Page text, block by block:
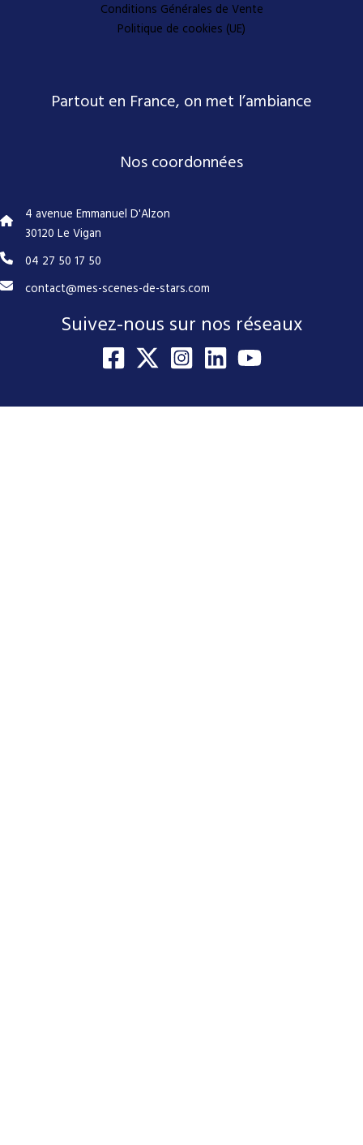
Conditions Générales de Vente
Politique de cookies (UE)
Partout en France, on met l’ambiance
Nos coordonnées
4 avenue Emmanuel D'Alzon
30120 Le Vigan
04 27 50 17 50
contact@mes-scenes-de-stars.com
Suivez-nous sur nos réseaux